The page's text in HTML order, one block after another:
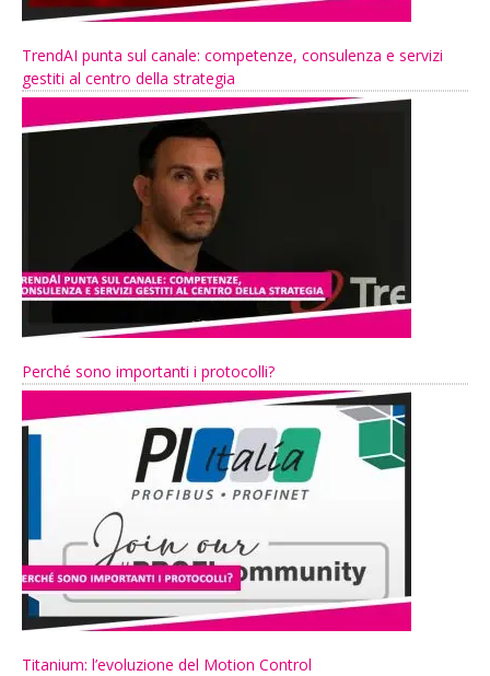
TrendAI punta sul canale: competenze, consulenza e servizi
gestiti al centro della strategia
Perché sono importanti i protocolli?
Titanium: l’evoluzione del Motion Control